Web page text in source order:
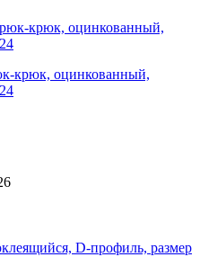
крюк, оцинкованный,